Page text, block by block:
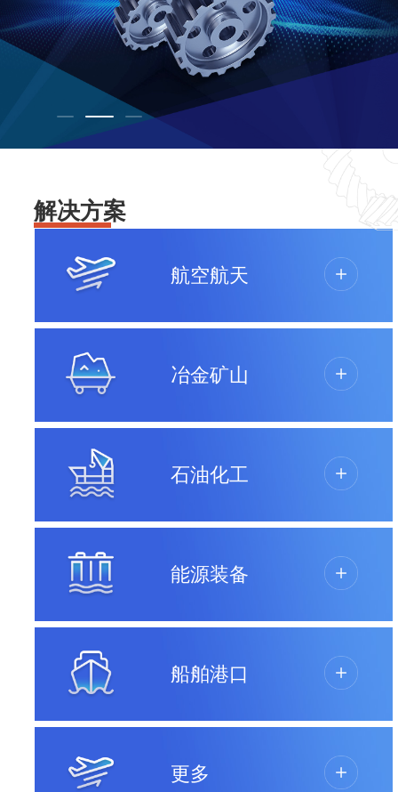
解决方案
航空航天
冶金矿山
石油化工
能源装备
船舶港口
更多